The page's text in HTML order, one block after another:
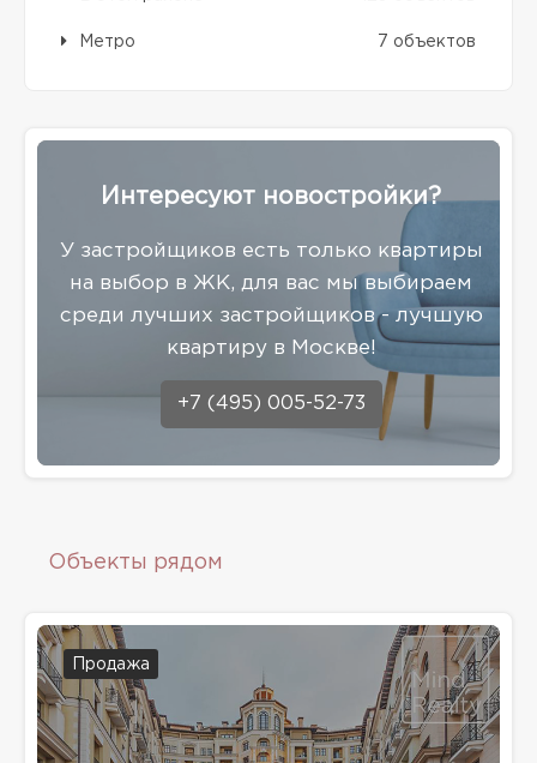
Метро 7 объектов
Интересуют новостройки?
У застройщиков есть только квартиры
на выбор в ЖК, для вас мы выбираем
среди лучших застройщиков - лучшую
квартиру в Москве!
+7 (495) 005-52-73
Объекты рядом
Продажа